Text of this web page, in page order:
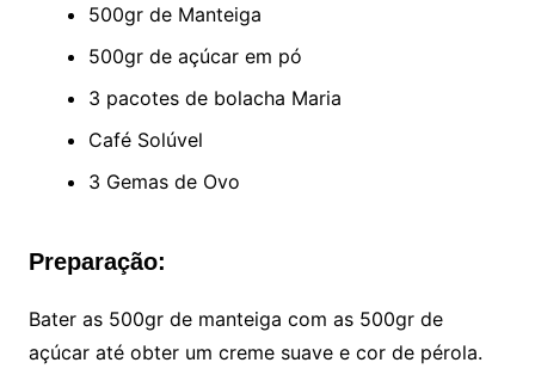
500gr de Manteiga
500gr de açúcar em pó
3 pacotes de bolacha Maria
Café Solúvel
3 Gemas de Ovo
Preparação:
Bater as 500gr de manteiga com as 500gr de
açúcar até obter um creme suave e cor de pérola.